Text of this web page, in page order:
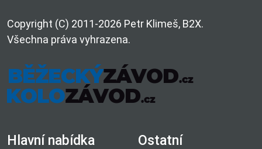
Copyright (C) 2011-2026 Petr Klimeš, B2X.
Všechna práva vyhrazena.
Hlavní nabídka Ostatní